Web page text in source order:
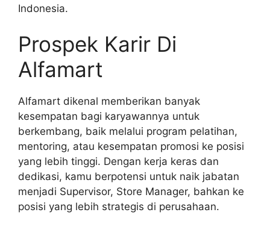
Indonesia.
Prospek Karir Di
Alfamart
Alfamart dikenal memberikan banyak
kesempatan bagi karyawannya untuk
berkembang, baik melalui program pelatihan,
mentoring, atau kesempatan promosi ke posisi
yang lebih tinggi. Dengan kerja keras dan
dedikasi, kamu berpotensi untuk naik jabatan
menjadi Supervisor, Store Manager, bahkan ke
posisi yang lebih strategis di perusahaan.